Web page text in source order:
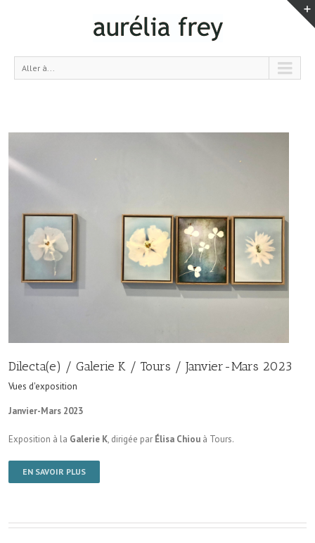
Aller à...
Dilecta(e) / Galerie K / Tours / Janvier-Mars 2023
Vues d'exposition
Janvier-Mars 2023
Exposition à la Galerie K, dirigée par Élisa Chiou à Tours.
EN SAVOIR PLUS